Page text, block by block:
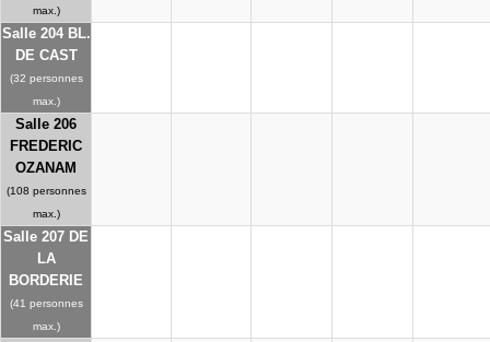
max.)
Salle 204 BL.
DE CAST
(32 personnes
max.)
Salle 206
FREDERIC
OZANAM
(108 personnes
max.)
Salle 207 DE
LA
BORDERIE
(41 personnes
max.)